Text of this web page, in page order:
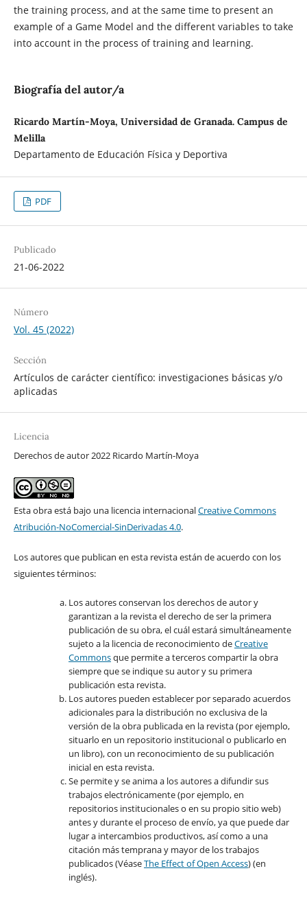
the training process, and at the same time to present an
example of a Game Model and the different variables to take
into account in the process of training and learning.
Biografía del autor/a
Ricardo Martín-Moya, Universidad de Granada. Campus de
Melilla
Departamento de Educación Física y Deportiva
PDF
Publicado
21-06-2022
Número
Vol. 45 (2022)
Sección
Artículos de carácter científico: investigaciones básicas y/o
aplicadas
Licencia
Derechos de autor 2022 Ricardo Martín-Moya
Esta obra está bajo una licencia internacionalCreative Commons
Atribución-NoComercial-SinDerivadas 4.0.
Los autores que publican en esta revista están de acuerdo con los
siguientes términos:
Los autores conservan los derechos de autor y
garantizan a la revista el derecho de ser la primera
publicación de su obra, el cuál estará simultáneamente
sujeto a la licencia de reconocimiento deCreative
Commonsque permite a terceros compartir la obra
siempre que se indique su autor y su primera
publicación esta revista.
Los autores pueden establecer por separado acuerdos
adicionales para la distribución no exclusiva de la
versión de la obra publicada en la revista (por ejemplo,
situarlo en un repositorio institucional o publicarlo en
un libro), con un reconocimiento de su publicación
inicial en esta revista.
Se permite y se anima a los autores a difundir sus
trabajos electrónicamente (por ejemplo, en
repositorios institucionales o en su propio sitio web)
antes y durante el proceso de envío, ya que puede dar
lugar a intercambios productivos, así como a una
citación más temprana y mayor de los trabajos
publicados (VéaseThe Effect of Open Access) (en
inglés).